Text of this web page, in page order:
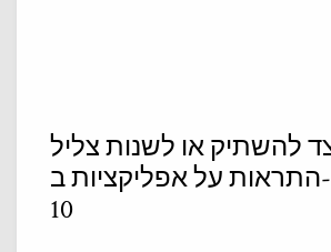
להשתיק או לשנות צליל
התראות על אפליקציות ב- Windows
10